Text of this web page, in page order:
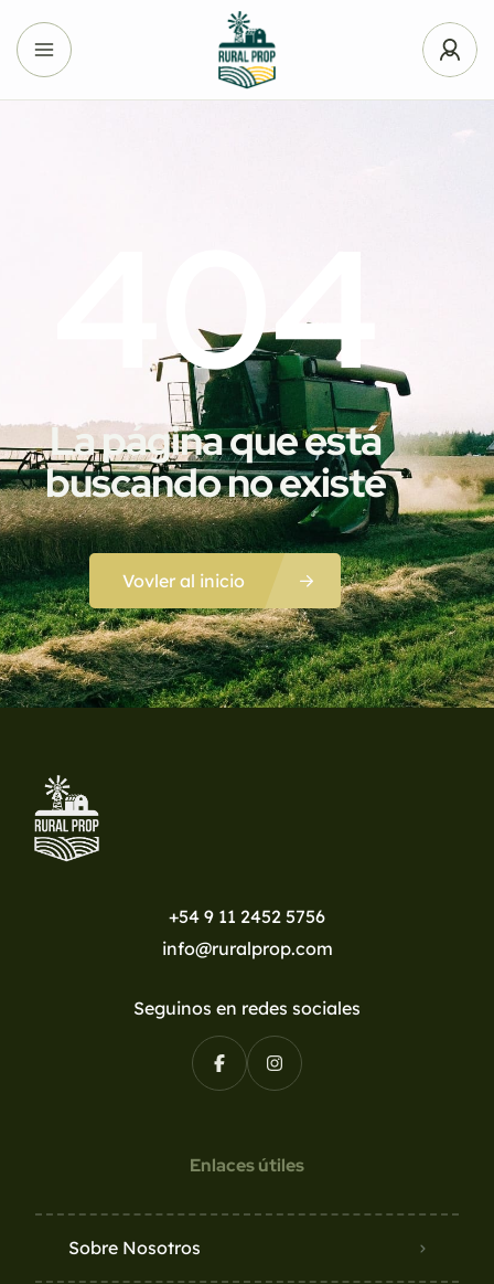
404
La página que está
buscando no existe
Vovler al inicio
+54 9 11 2452 5756
info@ruralprop.com
Seguinos en redes sociales
Enlaces útiles
Sobre Nosotros